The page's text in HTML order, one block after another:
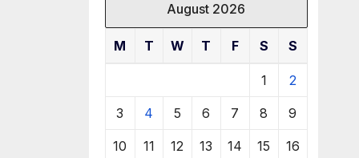
August 2026
M T W T F S S
1 2
3 4 5 6 7 8 9
10 11 12 13 14 15 16